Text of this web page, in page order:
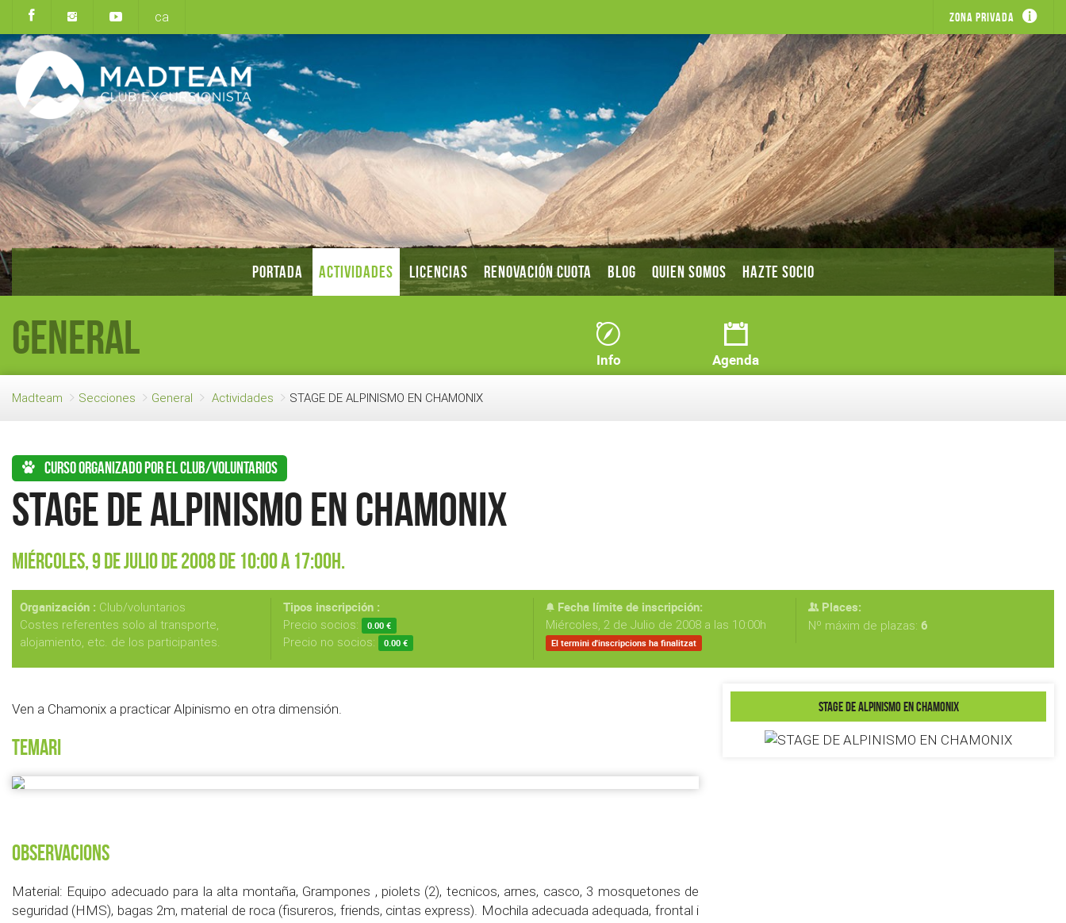
ca Zona privada
PORTADA ACTIVIDADES LICENCIAS RENOVACIÓN CUOTA BLOG QUIEN SOMOS HAZTE SOCIO
General Info Agenda
Madteam Secciones General Actividades STAGE DE ALPINISMO EN CHAMONIX
Curso organizado por el club/voluntarios
STAGE DE ALPINISMO EN CHAMONIX
Miércoles, 9 de Julio de 2008 de 10:00 a 17:00h.
Organización : Club/voluntarios
Costes referentes solo al transporte,
alojamiento, etc. de los participantes.
Tipos inscripción :
Precio socios: 0.00 €
Precio no socios: 0.00 €
Fecha límite de inscripción:
Miércoles, 2 de Julio de 2008 a las 10:00h
El termini d'inscripcions ha finalitzat
Places:
Nº máxim de plazas: 6
Ven a Chamonix a practicar Alpinismo en otra dimensión.
Temari
Observacions
Material: Equipo adecuado para la alta montaña, Grampones , piolets (2), tecnicos, arnes, casco, 3 mosquetones de
seguridad (HMS), bagas 2m, material de roca (fisureros, friends, cintas express). Mochila adecuada adequada, frontal i
STAGE DE ALPINISMO EN CHAMONIX